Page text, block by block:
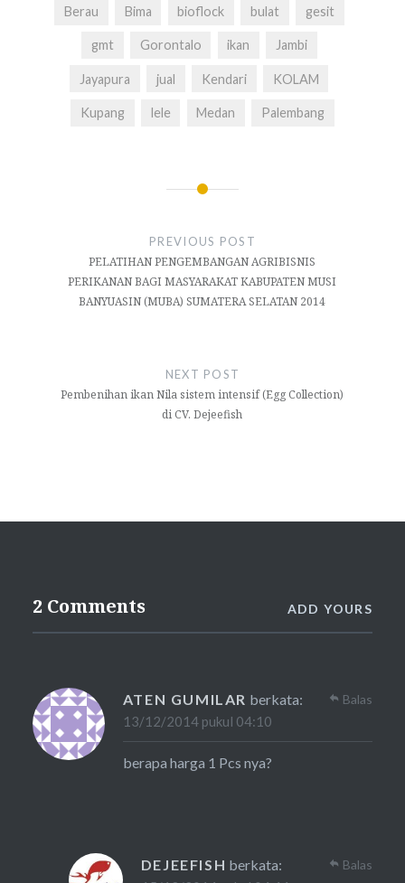
Berau Bima bioflock bulat gesit
gmt Gorontalo ikan Jambi
Jayapura jual Kendari KOLAM
Kupang lele Medan Palembang
PREVIOUS POST
PELATIHAN PENGEMBANGAN AGRIBISNIS
PERIKANAN BAGI MASYARAKAT KABUPATEN MUSI
BANYUASIN (MUBA) SUMATERA SELATAN 2014
NEXT POST
Pembenihan ikan Nila sistem intensif (Egg Collection)
di CV. Dejeefish
2 Comments ADD YOURS
ATEN GUMILAR berkata:
13/12/2014 pukul 04:10
berapa harga 1 Pcs nya?
Balas
DEJEEFISH berkata: Balas